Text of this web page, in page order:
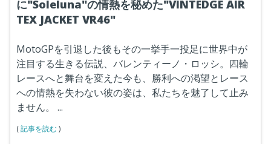
に"Soleluna"の情熱を秘めた"VINTEDGE AIR
TEX JACKET VR46"
MotoGPを引退した後もその一挙手一投足に世界中が
注目する生きる伝説、バレンティーノ・ロッシ。四輪
レースへと舞台を変えた今も、勝利への渇望とレース
への情熱を失わない彼の姿は、私たちを魅了して止み
ません。
...
(記事を読む)